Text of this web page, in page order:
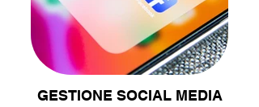
GESTIONE SOCIAL MEDIA